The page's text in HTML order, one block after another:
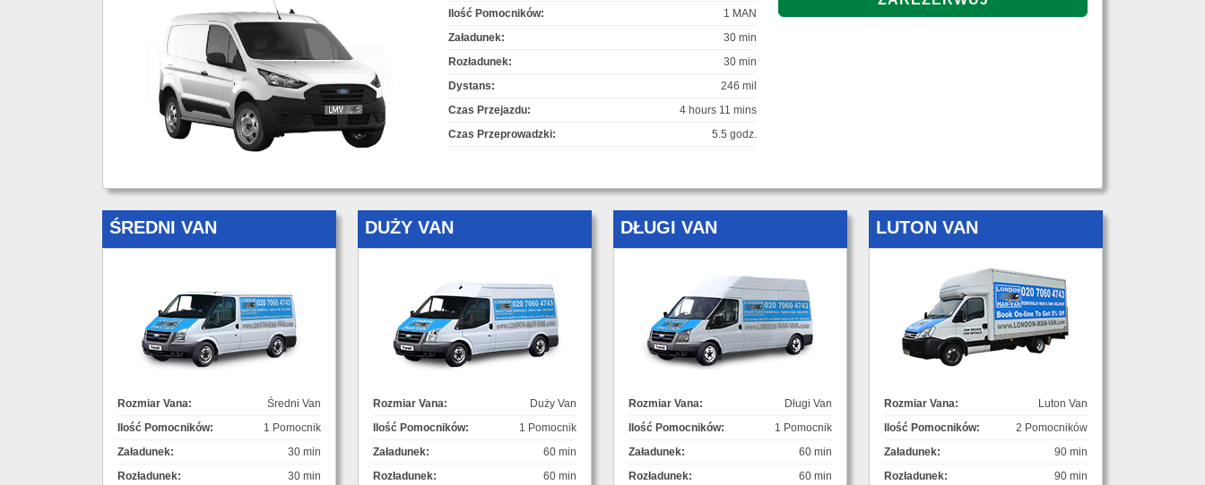
Ilość Pomocników:
1 MAN
Załadunek:
30 min
Rozładunek:
30 min
Dystans:
246 mil
Czas Przejazdu:
4 hours 11 mins
Czas Przeprowadzki:
5.5 godz.
ŚREDNI VAN
Rozmiar Vana:
Średni Van
Ilość Pomocników:
1 Pomocnik
Załadunek:
30 min
Rozładunek:
30 min
DUŻY VAN
Rozmiar Vana:
Duży Van
Ilość Pomocników:
1 Pomocnik
Załadunek:
60 min
Rozładunek:
60 min
DŁUGI VAN
Rozmiar Vana:
Długi Van
Ilość Pomocników:
1 Pomocnik
Załadunek:
60 min
Rozładunek:
60 min
LUTON VAN
Rozmiar Vana:
Luton Van
Ilość Pomocników:
2 Pomocników
Załadunek:
90 min
Rozładunek:
90 min